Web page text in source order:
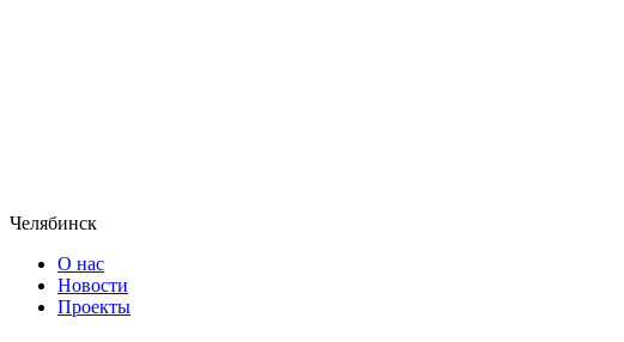
Челябинск
О нас
Новости
Проекты